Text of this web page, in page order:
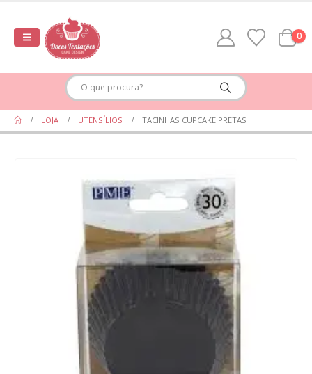
0
LOJA UTENSÍLIOS TACINHAS CUPCAKE PRETAS